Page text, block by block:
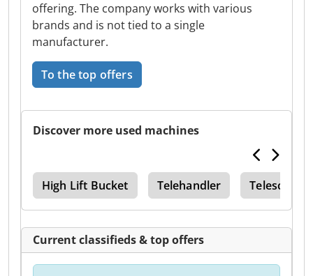
offering. The company works with various
brands and is not tied to a single
manufacturer.
To the top offers
Discover more used machines
High Lift Bucket Telehandler Telescopic
Current classifieds & top offers